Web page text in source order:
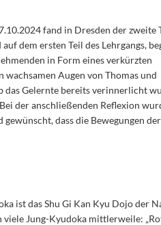
fand in Dresden der zweite
dem ersten Teil des Lehrgangs,
in Form eines verkürzten
Augen von Thomas und
das Gelernte bereits verinnerlicht
der anschließenden Reflexion
dass die Bewegungen
ist das Shu Gi Kan Kyu Dojo der
Jung-Kyudoka mittlerweile: